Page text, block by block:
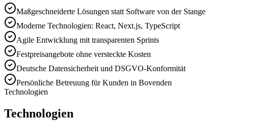
Maßgeschneiderte Lösungen statt Software von der Stange
Moderne Technologien: React, Next.js, TypeScript
Agile Entwicklung mit transparenten Sprints
Festpreisangebote ohne versteckte Kosten
Deutsche Datensicherheit und DSGVO-Konformität
Persönliche Betreuung für Kunden in Bovenden
Technologien
Technologien